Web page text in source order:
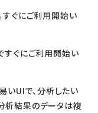
ぐにご利用開始い
すぐにご利用開始い
UIで、分析したい
析結果のデータは複